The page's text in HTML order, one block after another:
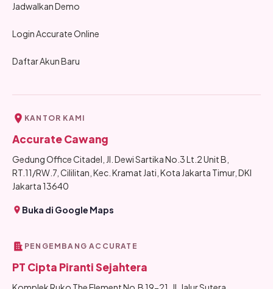
Jadwalkan Demo
Login Accurate Online
Daftar Akun Baru
KANTOR KAMI
Accurate Cawang
Gedung Office Citadel, Jl. Dewi Sartika No.3 Lt.2 Unit B,
RT.11/RW.7, Cililitan, Kec. Kramat Jati, Kota Jakarta Timur, DKI
Jakarta 13640
Buka di Google Maps
PENGEMBANG ACCURATE
PT Cipta Piranti Sejahtera